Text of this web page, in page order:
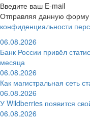
Введите ваш E-mail
Отправляя данную форму
конфиденциальности
06.08.2026
Банк России привёл
месяца
06.08.2026
Как магистральная сеть
06.08.2026
У Wildberries появится
06.08.2026